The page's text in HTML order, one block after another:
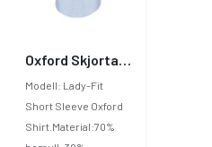
Oxford Skjorta Dam kortärmad
Modell: Lady-Fit
Short Sleeve Oxford
Shirt.Material:70%